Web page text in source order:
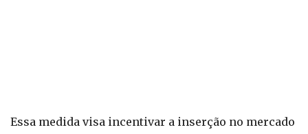
Essa medida visa incentivar a inserção no mercado